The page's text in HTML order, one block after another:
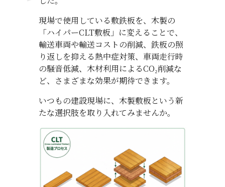
現場で使用している敷鉄板を、木製の
「ハイパーCLT敷板」に変えることで、
輸送車両や輸送コストの削減、鉄板の照
り返しを抑える熱中症対策、車両走行時
の騒音低減、木材利用によるCO₂削減な
ど、さまざまな効果が期待できます。
いつもの建設現場に、木製敷板という新
たな選択肢を取り入れてみませんか。